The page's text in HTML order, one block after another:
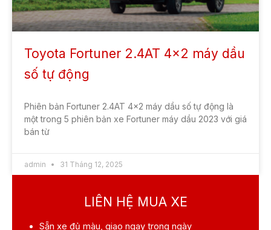
Toyota Fortuner 2.4AT 4×2 máy dầu
số tự động
Phiên bản Fortuner 2.4AT 4×2 máy dầu số tự động là
một trong 5 phiên bản xe Fortuner máy dầu 2023 với giá
bán từ
admin 31 Tháng 12, 2025
LIÊN HỆ MUA XE
Sẵn xe đủ màu, giao ngay trong ngày